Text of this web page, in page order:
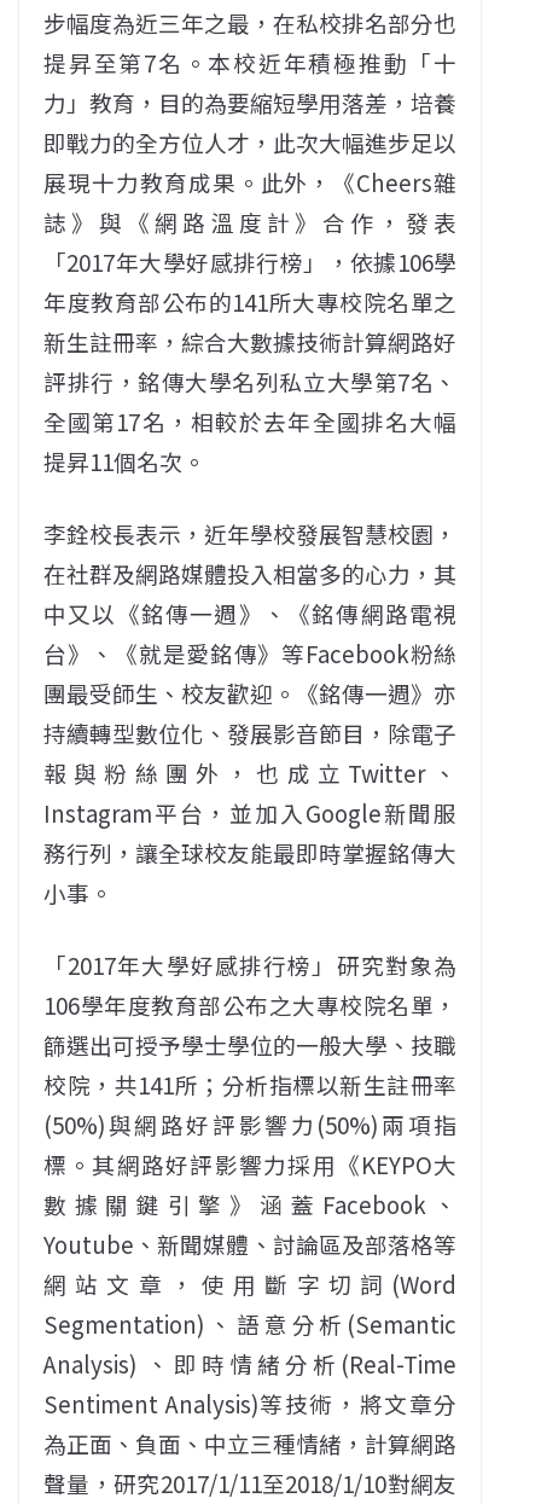
步幅度為近三年之最，在私校排名部分也
提昇至第7名。本校近年積極推動「十
力」教育，目的為要縮短學用落差，培養
即戰力的全方位人才，此次大幅進步足以
展現十力教育成果。此外，《Cheers雜
誌》與《網路溫度計》合作，發表
「2017年大學好感排行榜」，依據106學
年度教育部公布的141所大專校院名單之
新生註冊率，綜合大數據技術計算網路好
評排行，銘傳大學名列私立大學第7名、
全國第17名，相較於去年全國排名大幅
提昇11個名次。
李銓校長表示，近年學校發展智慧校園，
在社群及網路媒體投入相當多的心力，其
中又以《銘傳一週》、《銘傳網路電視
台》、《就是愛銘傳》等Facebook粉絲
團最受師生、校友歡迎。《銘傳一週》亦
持續轉型數位化、發展影音節目，除電子
報與粉絲團外，也成立Twitter、
Instagram平台，並加入Google新聞服
務行列，讓全球校友能最即時掌握銘傳大
小事。
「2017年大學好感排行榜」研究對象為
106學年度教育部公布之大專校院名單，
篩選出可授予學士學位的一般大學、技職
校院，共141所；分析指標以新生註冊率
(50%)與網路好評影響力(50%)兩項指
標。其網路好評影響力採用《KEYPO大
數據關鍵引擎》涵蓋Facebook、
Youtube、新聞媒體、討論區及部落格等
網站文章，使用斷字切詞(Word
Segmentation)、語意分析(Semantic
Analysis) 、即時情緒分析(Real-Time
Sentiment Analysis)等技術，將文章分
為正面、負面、中立三種情緒，計算網路
聲量，研究2017/1/11至2018/1/10對網友